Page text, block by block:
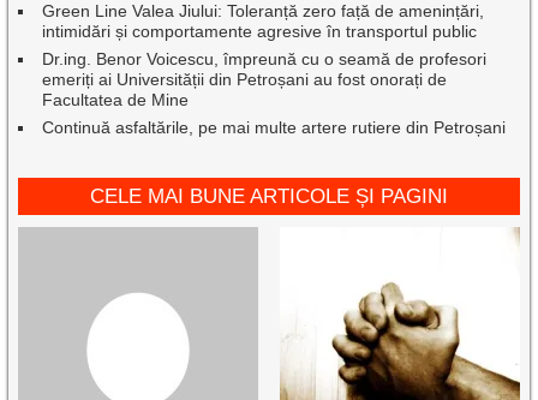
Green Line Valea Jiului: Toleranță zero față de amenințări,
intimidări și comportamente agresive în transportul public
Dr.ing. Benor Voicescu, împreună cu o seamă de profesori
emeriți ai Universității din Petroșani au fost onorați de
Facultatea de Mine
Continuă asfaltările, pe mai multe artere rutiere din Petroșani
CELE MAI BUNE ARTICOLE ȘI PAGINI